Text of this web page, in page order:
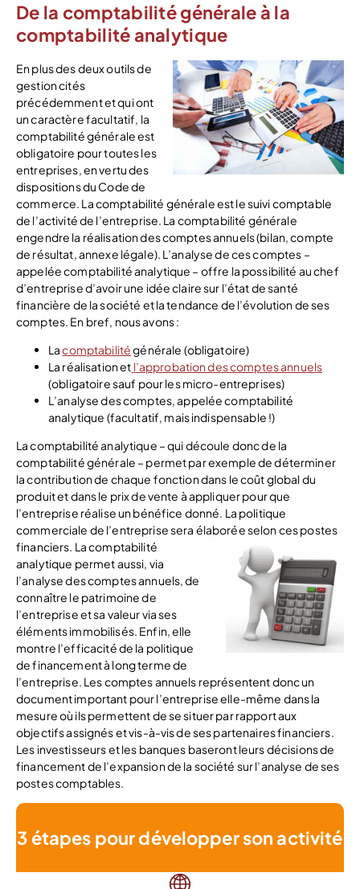
De la comptabilité générale à la
comptabilité analytique
En plus des deux outils de
gestion cités
précédemment et qui ont
un caractère facultatif, la
comptabilité générale est
obligatoire pour toutes les
entreprises, en vertu des
dispositions du Code de
commerce. La comptabilité générale est le suivi comptable
de l’activité de l’entreprise. La comptabilité générale
engendre la réalisation des comptes annuels (bilan, compte
de résultat, annexe légale). L’analyse de ces comptes –
appelée comptabilité analytique – offre la possibilité au chef
d’entreprise d’avoir une idée claire sur l’état de santé
financière de la société et la tendance de l’évolution de ses
comptes. En bref, nous avons :
Lacomptabilitégénérale (obligatoire)
La réalisation et l’approbation des comptes annuels
(obligatoire sauf pour les micro-entreprises)
L’analyse des comptes, appelée comptabilité
analytique (facultatif, mais indispensable !)
La comptabilité analytique – qui découle donc de la
comptabilité générale – permet par exemple de déterminer
la contribution de chaque fonction dans le coût global du
produit et dans le prix de vente à appliquer pour que
l’entreprise réalise un bénéfice donné. La politique
commerciale de l’entreprise sera élaborée selon ces postes
financiers. La comptabilité
analytique permet aussi, via
l’analyse des comptes annuels, de
connaître le patrimoine de
l’entreprise et sa valeur via ses
éléments immobilisés. Enfin, elle
montre l’efficacité de la politique
de financement à long terme de
l’entreprise. Les comptes annuels représentent donc un
document important pour l’entreprise elle-même dans la
mesure où ils permettent de se situer par rapport aux
objectifs assignés et vis-à-vis de ses partenaires financiers.
Les investisseurs et les banques baseront leurs décisions de
financement de l’expansion de la société sur l’analyse de ses
postes comptables.
3 étapes pour développer son activité